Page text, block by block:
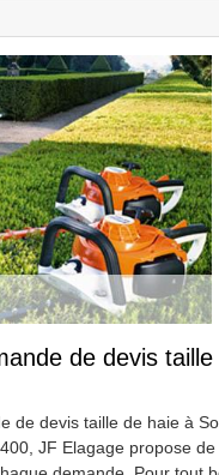
de devis
de devis taille de haie à
JF Elagage propose